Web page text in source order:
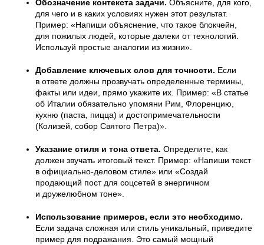
Обозначение контекста задачи. Объясните, для кого,
для чего и в каких условиях нужен этот результат.
Пример: «Напиши объяснение, что такое блокчейн,
для пожилых людей, которые далеки от технологий.
Используй простые аналогии из жизни».
Добавление ключевых слов для точности. Если
в ответе должны прозвучать определенные термины,
факты или идеи, прямо укажите их. Пример: «В статье
об Италии обязательно упомяни Рим, Флоренцию,
кухню (паста, пицца) и достопримечательности
(Колизей, собор Святого Петра)».
Указание стиля и тона ответа. Определите, как
должен звучать итоговый текст. Пример: «Напиши текст
в официально-деловом стиле» или «Создай
продающий пост для соцсетей в энергичном
и дружелюбном тоне».
Использование примеров, если это необходимо.
Если задача сложная или стиль уникальный, приведите
пример для подражания. Это самый мощный